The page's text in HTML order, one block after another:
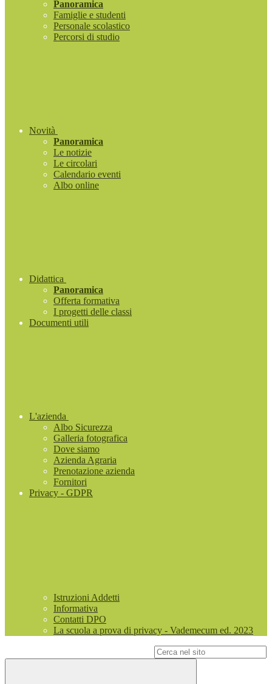
Panoramica
Famiglie e studenti
Personale scolastico
Percorsi di studio
Novità
Panoramica
Le notizie
Le circolari
Calendario eventi
Albo online
Didattica
Panoramica
Offerta formativa
I progetti delle classi
Documenti utili
L'azienda
Albo Sicurezza
Galleria fotografica
Dove siamo
Azienda Agraria
Prenotazione azienda
Fornitori
Privacy - GDPR
Istruzioni Addetti
Informativa
Contatti DPO
La scuola a prova di privacy - Vademecum ed. 2023